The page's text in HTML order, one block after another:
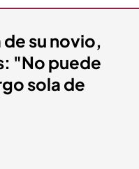
su novio,
"No puede
sola de